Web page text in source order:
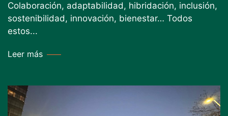
Colaboración, adaptabilidad, hibridación, inclusión,
sostenibilidad, innovación, bienestar… Todos
estos...
Leer más